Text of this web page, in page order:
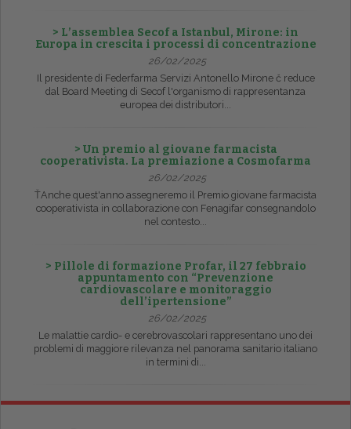
> L’assemblea Secof a Istanbul, Mirone: in
Europa in crescita i processi di concentrazione
26/02/2025
Il presidente di Federfarma Servizi Antonello Mirone č reduce
dal Board Meeting di Secof l'organismo di rappresentanza
europea dei distributori...
> Un premio al giovane farmacista
cooperativista. La premiazione a Cosmofarma
26/02/2025
ŤAnche quest'anno assegneremo il Premio giovane farmacista
cooperativista in collaborazione con Fenagifar consegnandolo
nel contesto...
> Pillole di formazione Profar, il 27 febbraio
appuntamento con “Prevenzione
cardiovascolare e monitoraggio
dell’ipertensione”
26/02/2025
Le malattie cardio- e cerebrovascolari rappresentano uno dei
problemi di maggiore rilevanza nel panorama sanitario italiano
in termini di...